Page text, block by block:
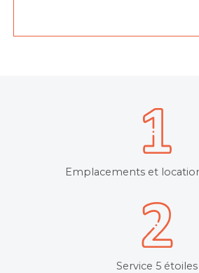
Emplacements et
Service 5 étoiles